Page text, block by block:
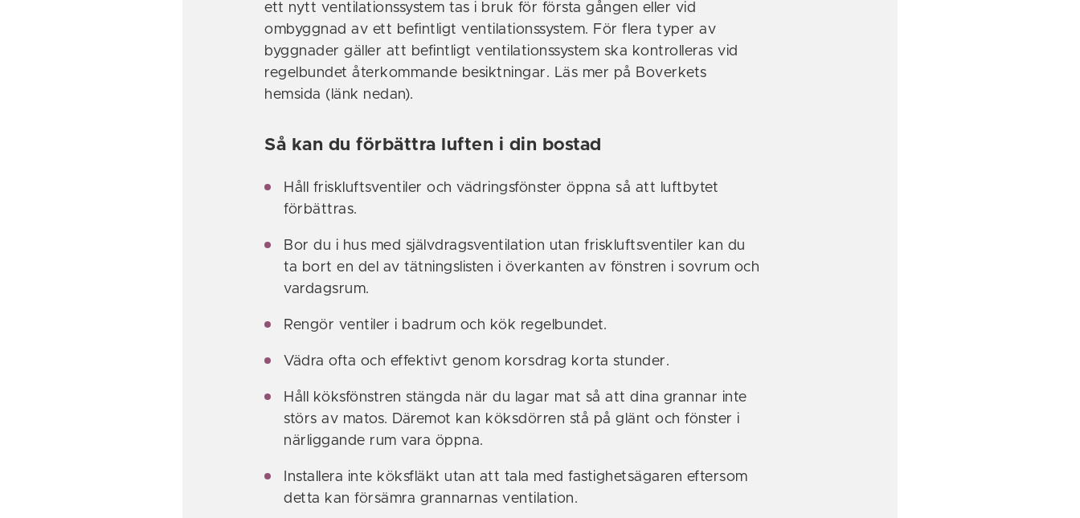
ett nytt ventilationssystem tas i bruk för första gången eller vid
ombyggnad av ett befintligt ventilationssystem. För flera typer av
byggnader gäller att befintligt ventilationssystem ska kontrolleras vid
regelbundet återkommande besiktningar. Läs mer på Boverkets
hemsida (länk nedan).
Så kan du förbättra luften i din bostad
Håll friskluftsventiler och vädringsfönster öppna så att luftbytet
förbättras.
Bor du i hus med självdragsventilation utan friskluftsventiler kan du
ta bort en del av tätningslisten i överkanten av fönstren i sovrum och
vardagsrum.
Rengör ventiler i badrum och kök regelbundet.
Vädra ofta och effektivt genom korsdrag korta stunder.
Håll köksfönstren stängda när du lagar mat så att dina grannar inte
störs av matos. Däremot kan köksdörren stå på glänt och fönster i
närliggande rum vara öppna.
Installera inte köksfläkt utan att tala med fastighetsägaren eftersom
detta kan försämra grannarnas ventilation.